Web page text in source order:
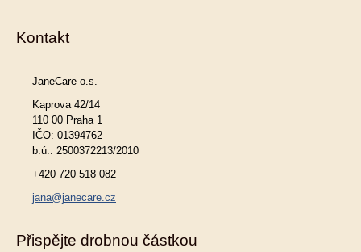
Kontakt
JaneCare o.s.
Kaprova 42/14
110 00 Praha 1
IČO: 01394762
b.ú.: 2500372213/2010
+420 720 518 082
jana@janecare.cz
Přispějte drobnou částkou